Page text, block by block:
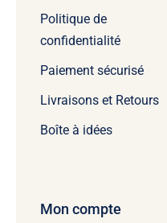
Politique de
confidentialité
Paiement sécurisé
Livraisons et Retours
Boîte à idées
Mon compte